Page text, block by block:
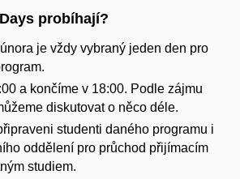
probíhají?
je vždy vybraný jeden den pro
a končíme v 18:00. Podle zájmu
diskutovat o něco déle.
studenti daného programu i
oddělení pro průchod přijímacím
studiem.